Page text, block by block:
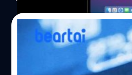
เหตุผลมาจากที่ว่า Apple ผลิตชิ
iPhone มาตลอด และก้าวขึ้นเป็
ปัจจุบัน จึงเล็งเห็นว่าการพัฒนาชิ
product ของตัวเองอย่าง Mac
27/05/2020
ARM เปิดตัวซีพียูสุดแรง
กับเรือธงระบบ Android